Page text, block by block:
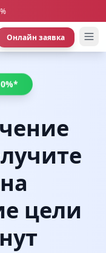
Онлайн заявка
цели